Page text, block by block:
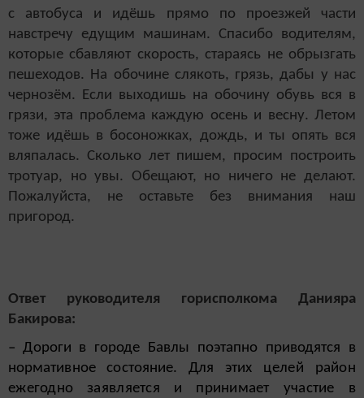
с автобуса и идёшь прямо по проезжей части
навстречу едущим машинам. Спасибо водителям,
которые сбавляют скорость, стараясь не обрызгать
пешеходов. На обочине слякоть, грязь, дабы у нас
чернозём. Если выходишь на обочину обувь вся в
грязи, эта проблема каждую осень и весну. Летом
тоже идёшь в босоножках, дождь, и ты опять вся
вляпалась. Сколько лет пишем, просим построить
тротуар, но увы. Обещают, но ничего не делают.
Пожалуйста, не оставьте без внимания наш
пригород.
Ответ руководителя горисполкома Данияра
Бакирова:
–Дороги в городе Бавлы поэтапно приводятся в
нормативное состояние. Для этих целей район
ежегодно заявляется и принимает участие в